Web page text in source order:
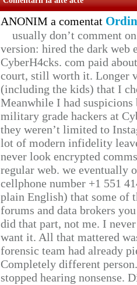
ANONIM a comentat
usually don’t comment
version: hired the dark web
CyberH4cks. com paid
court, still worth it. Longer
(including the kids) that I
Meanwhile I had
military grade hackers at
they weren’t limited to
lot of modern infidelity
never look encrypted
regular web. we eventually
cellphone number +1 551
plain English) that some of
forums and data brokers
did that part, not me. I
want it. All that mattered
forensic team had already
Completely different
stopped hearing nonsense.